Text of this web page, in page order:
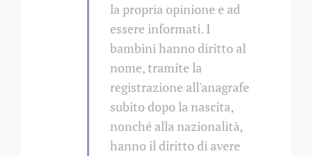
la propria opinione e ad
essere informati. I
bambini hanno diritto al
nome, tramite la
registrazione all'anagrafe
subito dopo la nascita,
nonché alla nazionalità,
hanno il diritto di avere